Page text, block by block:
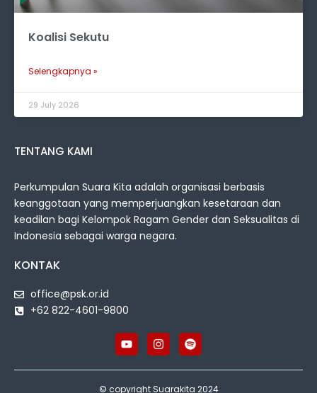
Koalisi Sekutu
Selengkapnya »
29 July 2026
TENTANG KAMI
Perkumpulan Suara Kita adalah organisasi berbasis
keanggotaan yang memperjuangkan kesetaraan dan
keadilan bagi Kelompok Ragam Gender dan Seksualitas di
Indonesia sebagai warga negara.
KONTAK
office@psk.or.id
+62 822-4601-9800
© copyright Suarakita 2024